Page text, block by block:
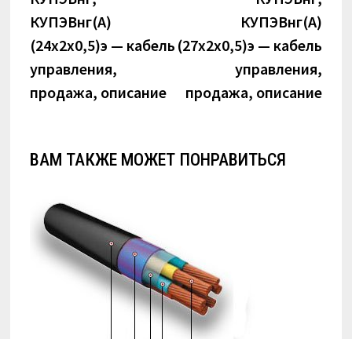
записям
КУПЭВнг(А)
(24х2х0,5)э — кабель
управления,
продажа, описание
КУПЭВнг(А)
(27х2х0,5)э — кабель
управления,
продажа, описание
ВАМ ТАКЖЕ МОЖЕТ ПОНРАВИТЬСЯ